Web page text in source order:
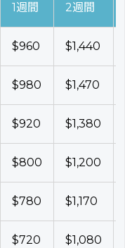
1週間 2週間
$960 $1,440
$980 $1,470
$920 $1,380
$800 $1,200
$780 $1,170
$720 $1,080